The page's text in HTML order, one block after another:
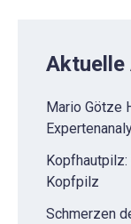
Aktuelle
Mario Götze
Kopfpilz
Schmerzen